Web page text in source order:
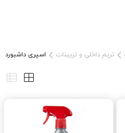
تریم داخلی و تزیینات اسپری داشبورد